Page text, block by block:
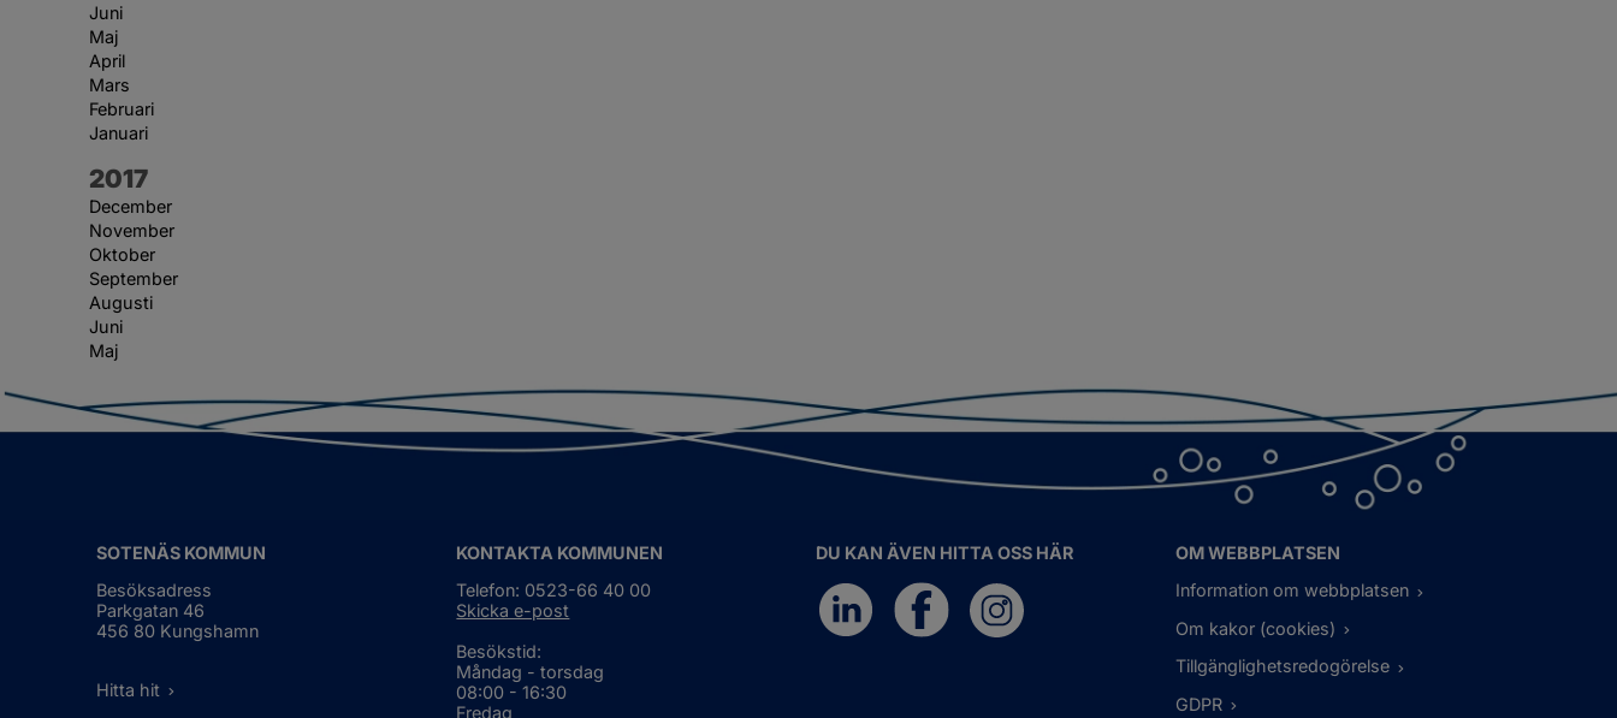
Juni
Maj
April
Mars
Februari
Januari
År:
2017
December
November
Oktober
September
Augusti
Juni
Maj
SOTENÄS KOMMUN
Besöksadress
Parkgatan 46
456 80 Kungshamn
Hitta hit
KONTAKTA KOMMUNEN
Telefon: 0523-66 40 00
Skicka e-post
Besökstid:
Måndag - torsdag
08:00 - 16:30
Fredag
DU KAN ÄVEN HITTA OSS HÄR
OM WEBBPLATSEN
Information om webbplatsen
Om kakor (cookies)
Tillgänglighetsredogörelse
GDPR